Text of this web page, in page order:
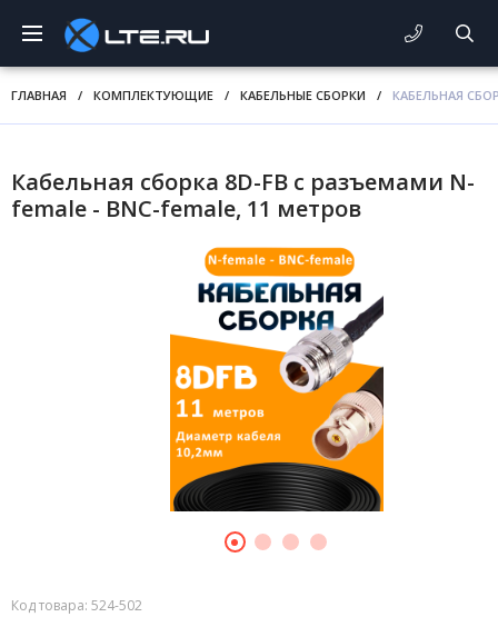
ГЛАВНАЯ / КОМПЛЕКТУЮЩИЕ / КАБЕЛЬНЫЕ СБОРКИ / КАБЕЛЬНАЯ
Кабельная сборка 8D-FB с разъемами N-
female - BNC-female, 11 метров
Код товара: 524-502